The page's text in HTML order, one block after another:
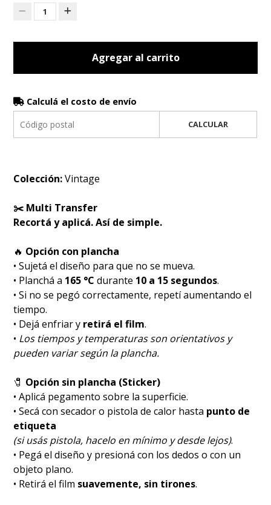
1
Agregar al carrito
Calculá el costo de envío
CALCULAR
Colección:Vintage
✂️ Multi Transfer
Recortá y aplicá. Así de simple.
🔥 Opción con plancha
• Sujetá el diseño para que no se mueva.
• Planchá a 165 °C durante 10 a 15 segundos.
• Si no se pegó correctamente, repetí aumentando el
tiempo.
• Dejá enfriar y retirá el film.
• Los tiempos y temperaturas son orientativos y
pueden variar según la plancha.
🧷 Opción sin plancha (Sticker)
• Aplicá pegamento sobre la superficie.
• Secá con secador o pistola de calor hasta punto de
etiqueta
(si usás pistola, hacelo en mínimo y desde lejos).
• Pegá el diseño y presioná con los dedos o con un
objeto plano.
• Retirá el film suavemente, sin tirones.